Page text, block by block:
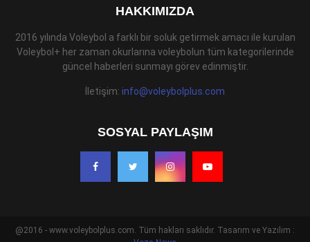
HAKKIMIZDA
2016 yılında Voleybol a farklı bir soluk getirmek amacı ile kurulan
Voleybol+ her zaman okurlarına voleybolun tüm kategorilerinde
güncel haberleri sunmayı görev edinmiştir.
İletişim: info@voleybolplus.com
SOSYAL PAYLAŞIM
@2016 - www.voleybolplus.com. Tüm hakları saklıdır. Tasarım ve Yazılım :